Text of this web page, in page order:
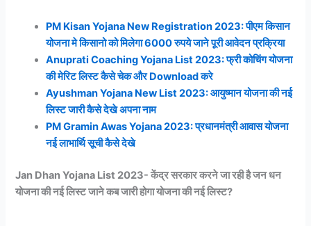
PM Kisan Yojana New Registration 2023: पीएम किसान
योजना मे किसानो को मिलेगा 6000 रुपये जाने पूरी आवेदन प्रक्रिया
Anuprati Coaching Yojana List 2023: फ्री कोचिंग योजना
की मेरिट लिस्ट कैसे चेक और Download करे
Ayushman Yojana New List 2023: आयुष्मान योजना की नई
लिस्ट जारी कैसे देखे अपना नाम
PM Gramin Awas Yojana 2023: प्रधानमंत्री आवास योजना
नई लाभार्थि सूची कैसे देखे
Jan Dhan Yojana List 2023- केंद्र सरकार करने जा रही है जन धन
योजना की नई लिस्ट जाने कब जारी होगा योजना की नई लिस्ट?